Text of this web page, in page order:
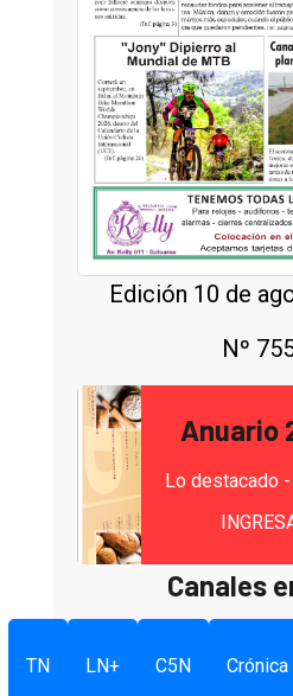
Edición 10 de
Nº
Anuario
Lo destacado
Canales
TN LN+ C5N Crónica